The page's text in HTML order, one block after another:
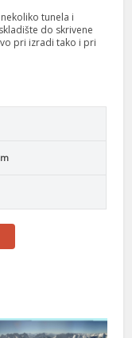
tunela i
do skrivene
pri izradi tako i pri